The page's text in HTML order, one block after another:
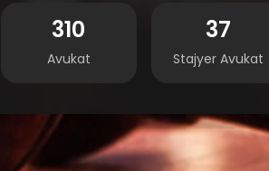
310
Avukat
37
Stajyer Avukat